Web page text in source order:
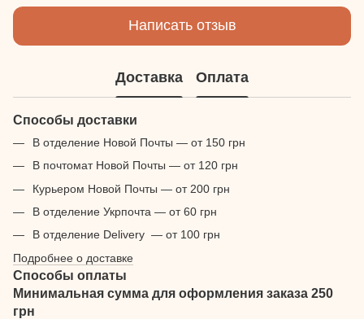
Написать отзыв
Доставка Оплата
Способы доставки
В отделение Новой Почты — от 150 грн
В почтомат Новой Почты — от 120 грн
Курьером Новой Почты — от 200 грн
В отделение Укрпочта — от 60 грн
В отделение Delivery — от 100 грн
Подробнее о доставке
Способы оплаты
Минимальная сумма для оформления заказа 250
грн